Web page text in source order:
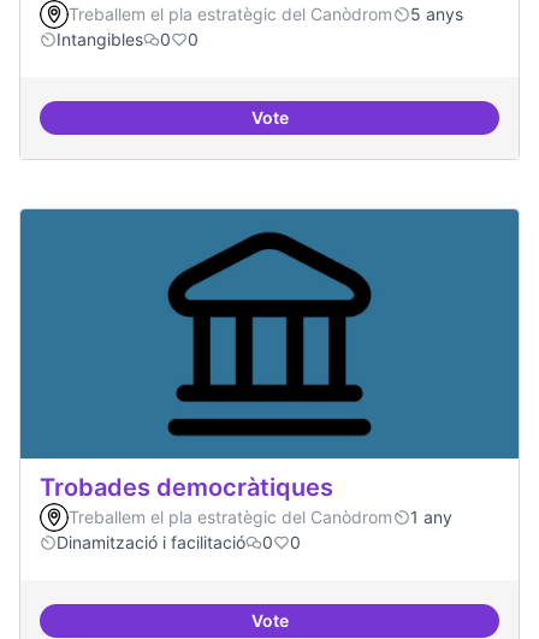
Treballem el pla estratègic del Canòdrom
5 anys
Intangibles
0 0
VoteUn espai d'utopies
Trobades democràtiques
Treballem el pla estratègic del Canòdrom
1 any
Dinamització i facilitació
0 0
VoteTrobades democràtiques